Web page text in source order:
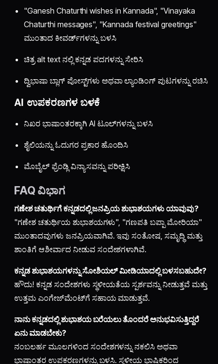
"Ganesh Chaturthi wishes in Kannada", "Vinayaka
Chaturthi messages", "Kannada festival greetings"
ಮುಂತಾದ ಕೀವರ್ಡ್‌ಗಳನ್ನು ಬಳಸಿ
ಚಿತ್ರ alt text ನಲ್ಲಿ ಕನ್ನಡ ಪದಗಳನ್ನು ಸೇರಿಸಿ
ದ್ವಿಭಾಷಾ ಬ್ಲಾಗ್ ಪೋಸ್ಟ್‌ಗಳು ಅಥವಾ ಲ್ಯಾಂಡಿಂಗ್ ಪುಟಗಳನ್ನು ರಚಿಸಿ
AI ಉಪಕರಣಗಳ ಬಳಕೆ
ನಿಖರ ಭಾಷಾಂತರಕ್ಕಾಗಿ AI ಟೂಲ್‌ಗಳನ್ನು ಬಳಸಿ
ಶೈಲಿಯನ್ನು ಓದುಗರ ಪ್ರಕಾರ ಹೊಂದಿಸಿ
ಮೊಬೈಲ್ ಫ್ರೆಂಡ್ಲಿ ವಿನ್ಯಾಸವನ್ನು ಪರೀಕ್ಷಿಸಿ
FAQ ವಿಭಾಗ
ಗಣೇಶ ಚತುರ್ಥಿಗೆ ಕನ್ನಡದಲ್ಲಿ ಜನಪ್ರಿಯ ಶುಭಾಶಯಗಳು ಯಾವುವು?
"ಗಣೇಶ ಚತುರ್ಥಿಯ ಶುಭಾಶಯಗಳು", "ಗಣಪತಿ ಬಪ್ಪಾ ಮೋರಿಯಾ"
ಮುಂತಾದವುಗಳು ಜನಪ್ರಿಯವಾಗಿವೆ. ಇವು ಸಂತೋಷ, ಸಮೃದ್ಧಿ ಮತ್ತು
ಶಾಂತಿಗೆ ಆಶೀರ್ವಾದ ನೀಡುವ ಸಂದೇಶಗಳಾಗಿವೆ.
ಕನ್ನಡ ಶುಭಾಶಯಗಳನ್ನು ಸೋಶಿಯಲ್ ಮೀಡಿಯಾದಲ್ಲಿ ಬಳಸಬಹುದೇ?
ಹೌದು! ಕನ್ನಡ ಸಂದೇಶಗಳು ಸ್ಥಳೀಯತೆಯ ಸ್ಪರ್ಶವನ್ನು ನೀಡುತ್ತವೆ ಮತ್ತು
ಉತ್ತಮ ಎಂಗೇಜ್‌ಮೆಂಟ್‌ಗೆ ಸಹಾಯ ಮಾಡುತ್ತವೆ.
ನಾನು ಕನ್ನಡದಲ್ಲಿ ಶುಭಾಶಯ ಬರೆಯಲು ತೊಂದರೆ ಅನುಭವಿಸುತ್ತಿದ್ದರೆ
ಏನು ಮಾಡಬೇಕು?
ನಂಬಲರ್ಹ ಮೂಲಗಳಿಂದ ಸಂದೇಶಗಳನ್ನು ನಕಲಿಸಿ ಅಥವಾ
ಭಾಷಾಂತರ ಉಪಕರಣಗಳನ್ನು ಬಳಸಿ. ಸ್ಥಳೀಯ ಭಾಷಿಕರಿಂದ